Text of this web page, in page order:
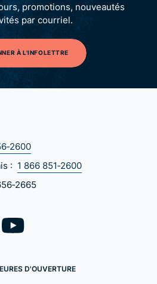
promotions, nouveautés
par courriel.
À L'INFOLETTRE
: 1 866 851‑2600
D'OUVERTURE